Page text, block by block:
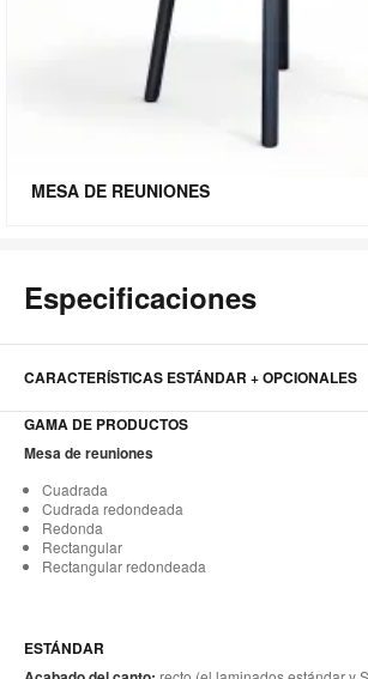
MESA DE REUNIONES
Especificaciones
CARACTERÍSTICAS ESTÁNDAR + OPCIONALES
GAMA DE PRODUCTOS
Mesa de reuniones
Cuadrada
Cudrada redondeada
Redonda
Rectangular
Rectangular redondeada
ESTÁNDAR